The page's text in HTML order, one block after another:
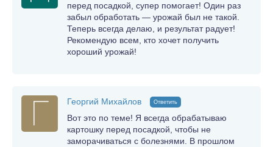
перед посадкой, супер помогает! Один раз
забыл обработать — урожай был не такой.
Теперь всегда делаю, и результат радует!
Рекомендую всем, кто хочет получить
хороший урожай!
Георгий Михайлов Ответить
Вот это по теме! Я всегда обрабатываю
картошку перед посадкой, чтобы не
заморачиваться с болезнями. В прошлом